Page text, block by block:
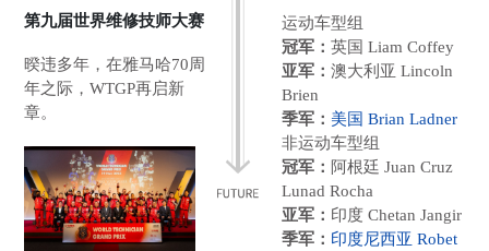
第九届世界维修技师大赛
暌违多年，在雅马哈70周
年之际，WTGP再启新
章。
运动车型组
冠军： 英国 Liam Coffey
亚军： 澳大利亚 Lincoln
Brien
季军： 美国 Brian Ladner
非运动车型组
冠军： 阿根廷 Juan Cruz
Lunad Rocha
亚军： 印度 Chetan Jangir
季军： 印度尼西亚 Robet